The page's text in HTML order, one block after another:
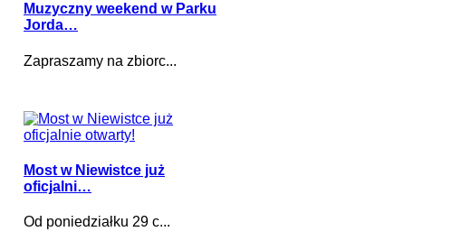
Muzyczny weekend w Parku
Jorda…
Zapraszamy na zbiorc...
Most w Niewistce już
oficjalni…
Od poniedziałku 29 c...